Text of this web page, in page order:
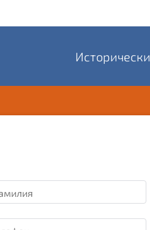
Исторически